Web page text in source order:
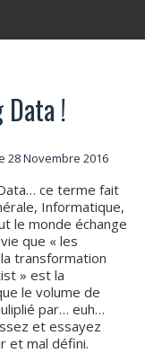
!
28 Novembre 2016
ce terme fait
Informatique,
le monde échange
que « les
transformation
» est la
le volume de
par… euh…
et essayez
et mal défini.